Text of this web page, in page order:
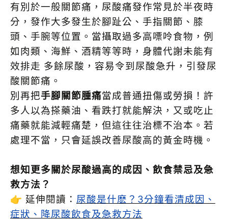
有別於一般關節痛，尿酸痛發作常見於半夜時
分，發作大多發生於腳趾公、手指關節、膝
頭、手腕等位置。當攝取過多高嘌呤食物，例
如肉類、海鮮、酒精等等時，身體代謝未能有
效排走 多餘尿酸，容易令到尿酸急升，引發尿
酸關節痛。
別再把手腳關節腫痛當成普通扭傷或勞損！許
多人以為搽藥油、看跌打就能解決，又或吃止
痛藥就能減輕痛楚，但這往往治標不治本。若
處理不當，只會延誤改善尿酸高的黃金時機。
想知更多關於尿酸過高的成因、飲食禁忌及急
救方法？
👉 延伸閱讀： 尿酸是什麽？3分鐘看清成因、
症狀、降尿酸飲食及急救方法